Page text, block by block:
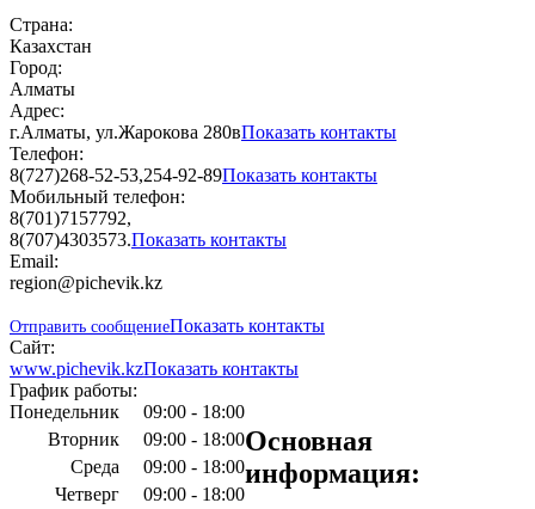
Страна:
Казахстан
Город:
Алматы
Адрес:
г.Алматы, ул.Жарокова 280вПоказать контакты
Телефон:
8(727)268-52-53,254-92-89Показать контакты
Мобильный телефон:
8(701)7157792,
8(707)4303573.Показать контакты
Email:
region@pichevik.kz
Отправить сообщениеПоказать контакты
Сайт:
www.pichevik.kzПоказать контакты
График работы:
Понедельник
09:00 - 18:00
Вторник
09:00 - 18:00
Среда
09:00 - 18:00
Четверг
09:00 - 18:00
Основная
информация: